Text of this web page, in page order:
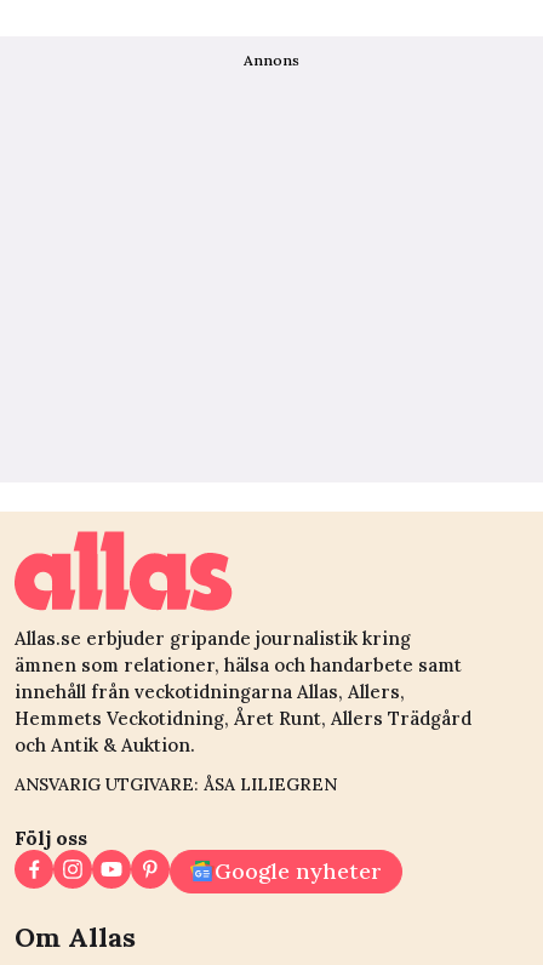
Annons
Allas.se erbjuder gripande journalistik kring
ämnen som relationer, hälsa och handarbete samt
innehåll från veckotidningarna Allas, Allers,
Hemmets Veckotidning, Året Runt, Allers Trädgård
och Antik & Auktion.
ANSVARIG UTGIVARE: ÅSA LILIEGREN
Följ oss
Google nyheter
Om Allas